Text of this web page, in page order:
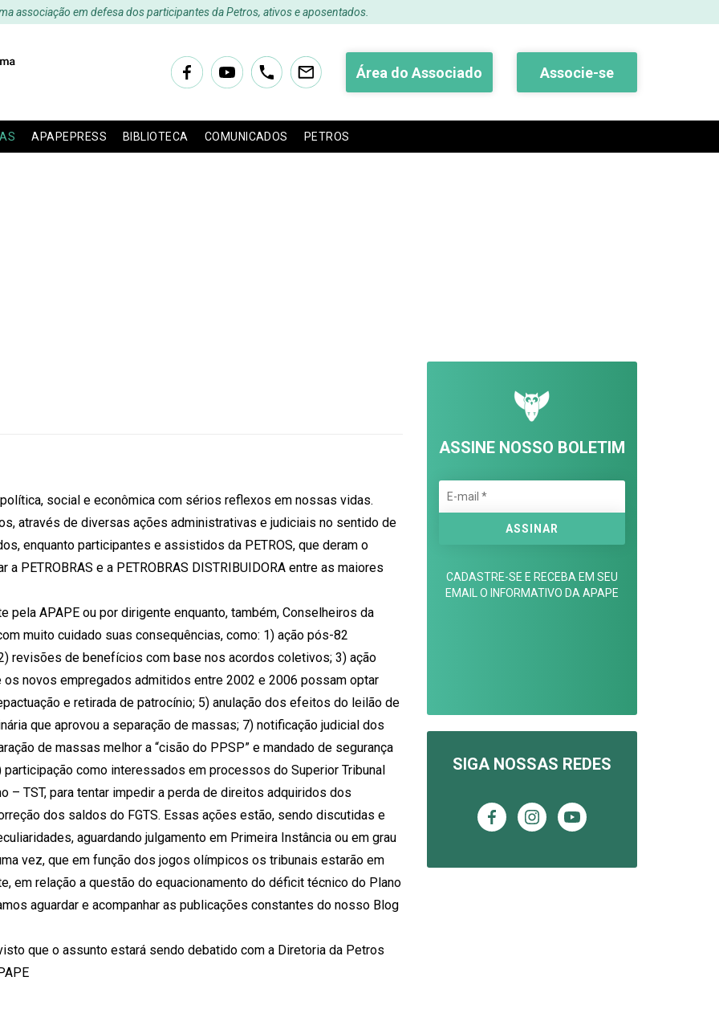
associação em defesa dos participantes da Petros, ativos e aposentados.
Área do Associado Associe-se
APAPEPRESS BIBLIOTECA COMUNICADOS PETROS
social e econômica com sérios reflexos em nossas vidas.
através de diversas ações administrativas e judiciais no sentido de
enquanto participantes e assistidos da PETROS, que deram o
PETROBRAS e a PETROBRAS DISTRIBUIDORA entre as maiores
APAPE ou por dirigente enquanto, também, Conselheiros da
muito cuidado suas consequências, como: 1) ação pós-82
revisões de benefícios com base nos acordos coletivos; 3) ação
novos empregados admitidos entre 2002 e 2006 possam optar
e retirada de patrocínio; 5) anulação dos efeitos do leilão de
que aprovou a separação de massas; 7) notificação judicial dos
de massas melhor a “cisão do PPSP” e mandado de segurança
como interessados em processos do Superior Tribunal
– TST, para tentar impedir a perda de direitos adquiridos dos
dos saldos do FGTS. Essas ações estão, sendo discutidas e
aguardando julgamento em Primeira Instância ou em grau
vez, que em função dos jogos olímpicos os tribunais estarão em
em relação a questão do equacionamento do déficit técnico do Plano
aguardar e acompanhar as publicações constantes do nosso Blog
que o assunto estará sendo debatido com a Diretoria da Petros
ASSINE NOSSO BOLETIM
CADASTRE-SE E RECEBA EM SEU
EMAIL O INFORMATIVO DA APAPE
SIGA NOSSAS REDES